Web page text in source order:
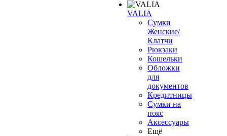
VALIA
Сумки
Женские/
Клатчи
Рюкзаки
Кошельки
Обложки
для
документов
Кредитницы
Сумки на
пояс
Аксессуары
Ещё